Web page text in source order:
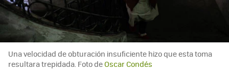
Una velocidad de obturación insuficiente hizo que esta toma
resultara trepidada. Foto deOscar Condés